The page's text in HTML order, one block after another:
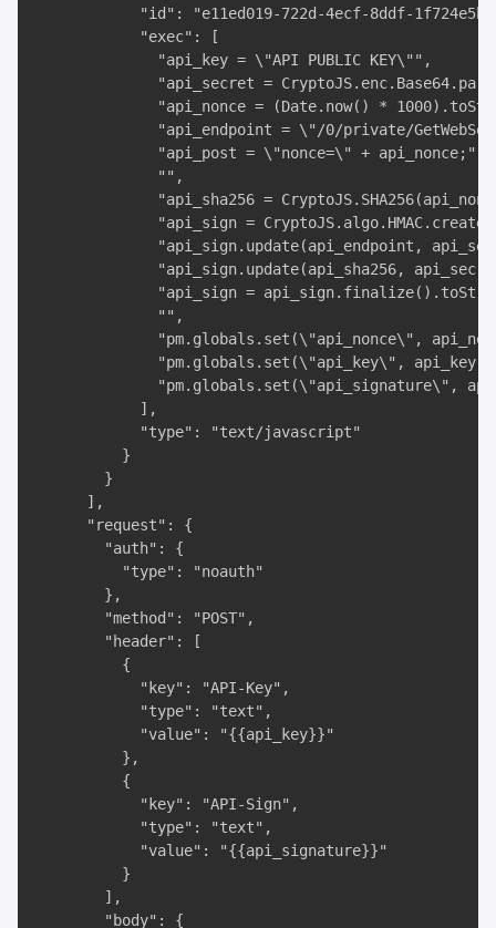
"id": "e11ed019-722d-4ecf-8ddf-
            "exec": [
              "api_key = \"API PUBLIC KEY\"",
"api_secret =
"api_nonce = (Date.now() *
"api_endpoint = \"/0/private/
              "api_post = \"nonce=\" + api_nonce;",
              "",
"api_sha256 =
"api_sign =
"api_sign.update(api_endpoint,
"api_sign.update(api_sha256,
"api_sign =
              "",
"pm.globals.set(\"api_nonce\",
"pm.globals.set(\"api_key\",
"pm.globals.set(\"api_signature\",
            ],
            "type": "text/javascript"
          }
        }
      ],
      "request": {
        "auth": {
          "type": "noauth"
        },
        "method": "POST",
        "header": [
          {
            "key": "API-Key",
            "type": "text",
            "value": "{{api_key}}"
          },
          {
            "key": "API-Sign",
            "type": "text",
            "value": "{{api_signature}}"
          }
        ],
        "body": {